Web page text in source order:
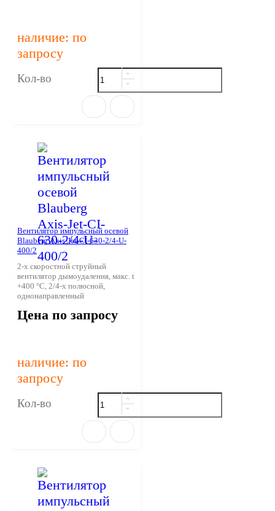
наличие: по
запросу
Кол-во
Вентилятор импульсный осевой
Blauberg Axis-Jet-CI-630-2/4-U-
400/2
2-х скоростной струйный
вентилятор дымоудаления, макс. t
+400 °С, 2/4-х полюсной,
однонаправленный
Цена по запросу
наличие: по
запросу
Кол-во